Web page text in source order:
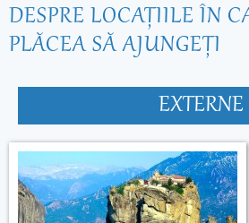
DESPRE LOCAŢIILE ÎN
PLĂCEA SĂ AJUNGEŢI
EXTERNE